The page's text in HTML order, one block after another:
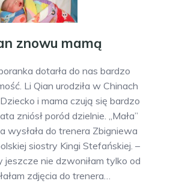
znowu mamą
dotarła do nas bardzo
Li Qian urodziła w Chinach
i mama czują się bardzo
zniósł poród dzielnie. „Mała”
wysłała do trenera Zbigniewa
siostry Kingi Stefańskiej. –
jeszcze nie dzwoniłam tylko od
zdjęcia do trenera…